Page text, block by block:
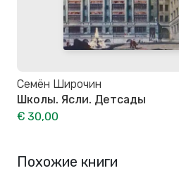
Семён Широчин
Школы. Ясли. Детсады
€ 30,00
Похожие книги